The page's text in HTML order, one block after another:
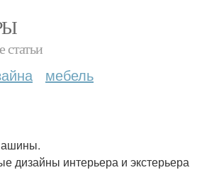
статьи
мебель
дизайны интерьера и экстерьера